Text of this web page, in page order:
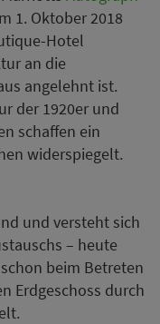
1. Oktober 2018
Hotel
an die
angelehnt ist.
der 1920er und
schaffen ein
widerspiegelt.
und versteht sich
– heute
beim Betreten
Erdgeschoss durch